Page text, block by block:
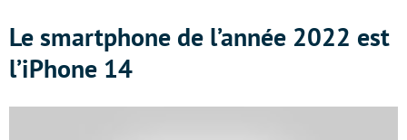
Le smartphone de l’année 2022 est
l’iPhone 14